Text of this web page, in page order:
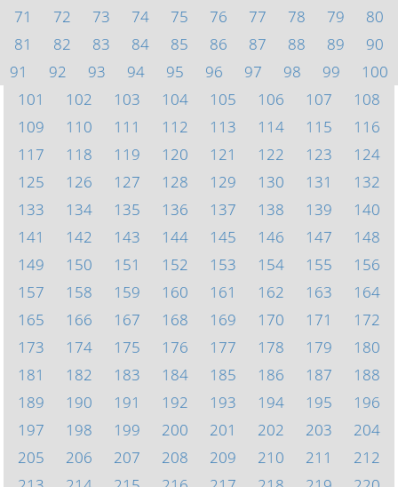
71
72 73 74 75 76 77 78 79
80
81
82 83 84 85 86 87 88 89
90
91
92 93 94 95 96 97 98 99
100
101
102 103 104 105 106 107
108
109
110 111 112 113 114 115
116
117
118 119 120 121 122 123
124
125
126 127 128 129 130 131
132
133
134 135 136 137 138 139
140
141
142 143 144 145 146 147
148
149
150 151 152 153 154 155
156
157
158 159 160 161 162 163
164
165
166 167 168 169 170 171
172
173
174 175 176 177 178 179
180
181
182 183 184 185 186 187
188
189
190 191 192 193 194 195
196
197
198 199 200 201 202 203
204
205
206 207 208 209 210 211
212